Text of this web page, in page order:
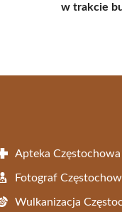
w trakcie
Apteka Częstochowa
Fotograf
Wulkanizacja